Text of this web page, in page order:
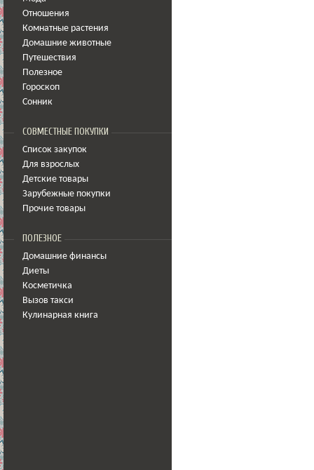
Отношения
Комнатные растения
Домашние животные
Путешествия
Полезное
Гороскоп
Сонник
СОВМЕСТНЫЕ ПОКУПКИ
Список закупок
Для взрослых
Детские товары
Зарубежные покупки
Прочие товары
ПОЛЕЗНОЕ
Домашние финансы
Диеты
Косметичка
Вызов такси
Кулинарная книга